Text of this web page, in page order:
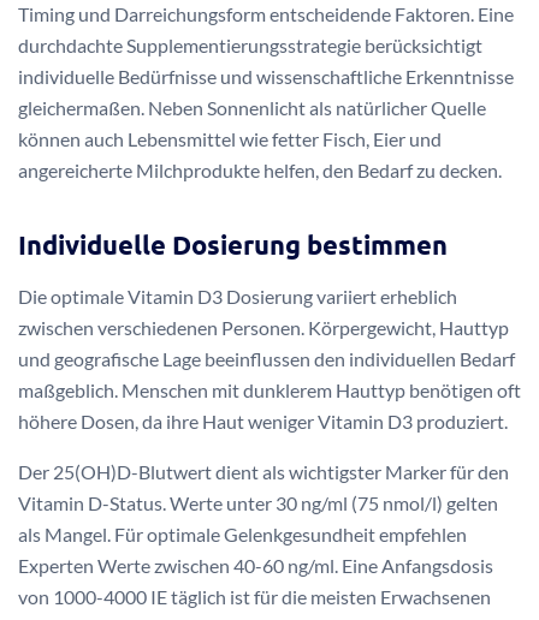
Timing und Darreichungsform entscheidende Faktoren. Eine
durchdachte Supplementierungsstrategie berücksichtigt
individuelle Bedürfnisse und wissenschaftliche Erkenntnisse
gleichermaßen. Neben Sonnenlicht als natürlicher Quelle
können auch Lebensmittel wie fetter Fisch, Eier und
angereicherte Milchprodukte helfen, den Bedarf zu decken.
Individuelle Dosierung bestimmen
Die optimale Vitamin D3 Dosierung variiert erheblich
zwischen verschiedenen Personen. Körpergewicht, Hauttyp
und geografische Lage beeinflussen den individuellen Bedarf
maßgeblich. Menschen mit dunklerem Hauttyp benötigen oft
höhere Dosen, da ihre Haut weniger Vitamin D3 produziert.
Der 25(OH)D-Blutwert dient als wichtigster Marker für den
Vitamin D-Status. Werte unter 30 ng/ml (75 nmol/l) gelten
als Mangel. Für optimale Gelenkgesundheit empfehlen
Experten Werte zwischen 40-60 ng/ml. Eine Anfangsdosis
von 1000-4000 IE täglich ist für die meisten Erwachsenen